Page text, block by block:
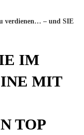
verdienen… – und SIE
IM
MIT
TOP